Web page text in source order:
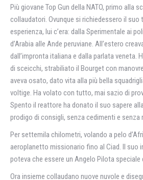
Più giovane Top Gun della NATO, primo alla
collaudatori. Ovunque si richiedessero il suo
esperienza, lui c’era: dalla Sperimentale ai
d’Arabia alle Ande peruviane. All’estero
dall’impronta italiana e dalla parlata veneta.
di sceicchi, strabiliato il Bourget con
aveva osato, dato vita alla più bella
voltige. Ha volato con tutto, mai sazio di
Spento il reattore ha donato il suo sapere
prodigo di consigli, senza cedimenti e senza
Per settemila chilometri, volando a pelo
aeroplanetto missionario fino al Ciad. Il suo
poteva che essere un Angelo Pilota speciale
Ora insieme collaudano nuove nuvole e